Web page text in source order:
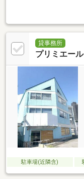
貸事務所
プリミエール
駐車場(近隣含)